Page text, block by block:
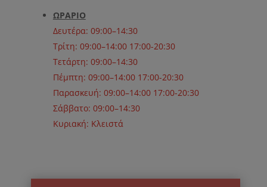
ΩΡΑΡΙΟ
Δευτέρα: 09:00–14:30
Τρίτη: 09:00–14:00 17:00-20:30
Τετάρτη: 09:00–14:30
Πέμπτη: 09:00–14:00 17:00-20:30
Παρασκευή: 09:00–14:00 17:00-20:30
Σάββατο: 09:00–14:30
Κυριακή: Κλειστά